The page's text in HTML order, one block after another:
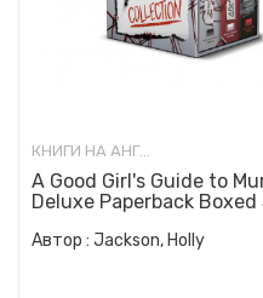
КНИГИ НА АНГЛИСКИ ЈАЗИК
A Good Girl's Guide to
Deluxe Paperback Boxed
Автор : Jackson, Holly